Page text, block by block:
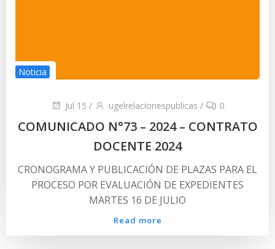
Noticia
Jul 15 / ugelrelacionespublicas / 0
COMUNICADO N°73 – 2024 – CONTRATO
DOCENTE 2024
CRONOGRAMA Y PUBLICACIÓN DE PLAZAS PARA EL
PROCESO POR EVALUACIÓN DE EXPEDIENTES
MARTES 16 DE JULIO
Read more